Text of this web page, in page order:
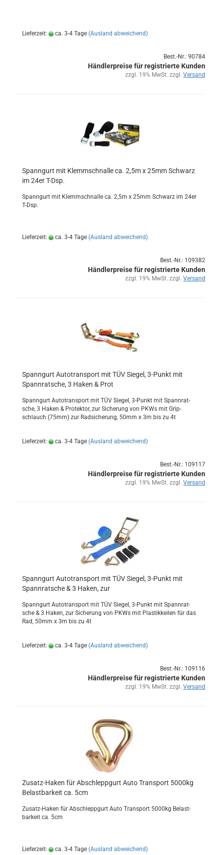
Lieferzeit: ca. 3-4 Tage (Ausland abweichend)
Best.-Nr.: 90784
Händlerpreise für registrierte Kunden
zzgl. 19% MwSt. zzgl. Versand
Spann­gurt mit Klemm­schnal­le ca. 2,5m x 25mm Schwarz
im 24er T-Dsp.
Spann­gurt mit Klemm­schnal­le ca. 2,5m x 25mm Schwarz im 24er
T-Dsp.
Lieferzeit: ca. 3-4 Tage (Ausland abweichend)
Best.-Nr.: 109382
Händlerpreise für registrierte Kunden
zzgl. 19% MwSt. zzgl. Versand
Spann­gurt Au­to­trans­port mit TÜV Sie­gel, 3-​Punkt mit
Spann­rat­sche, 3 Haken & Prot
Spann­gurt Au­to­trans­port mit TÜV Sie­gel, 3-​Punkt mit Spann­rat­
sche, 3 Haken & Pro­tek­tor, zur Si­che­rung von PKWs mit Grip­
schlauch (75mm) zur Rad­si­che­rung, 50mm x 3m bis zu 4t
Lieferzeit: ca. 3-4 Tage (Ausland abweichend)
Best.-Nr.: 109117
Händlerpreise für registrierte Kunden
zzgl. 19% MwSt. zzgl. Versand
Spann­gurt Au­to­trans­port mit TÜV Sie­gel, 3-​Punkt mit
Spann­rat­sche & 3 Haken, zur
Spann­gurt Au­to­trans­port mit TÜV Sie­gel, 3-​Punkt mit Spann­rat­
sche & 3 Haken, zur Si­che­rung von PKWs mit Plas­tik­kei­len für das
Rad, 50mm x 3m bis zu 4t
Lieferzeit: ca. 3-4 Tage (Ausland abweichend)
Best.-Nr.: 109116
Händlerpreise für registrierte Kunden
zzgl. 19% MwSt. zzgl. Versand
Zusatz-​​Haken für Ab­schlepp­gurt Auto Trans­port 5000kg
Be­last­bar­keit ca. 5cm
Zusatz-​Haken für Ab­schlepp­gurt Auto Trans­port 5000kg Be­last­
bar­keit ca. 5cm
Lieferzeit: ca. 3-4 Tage (Ausland abweichend)